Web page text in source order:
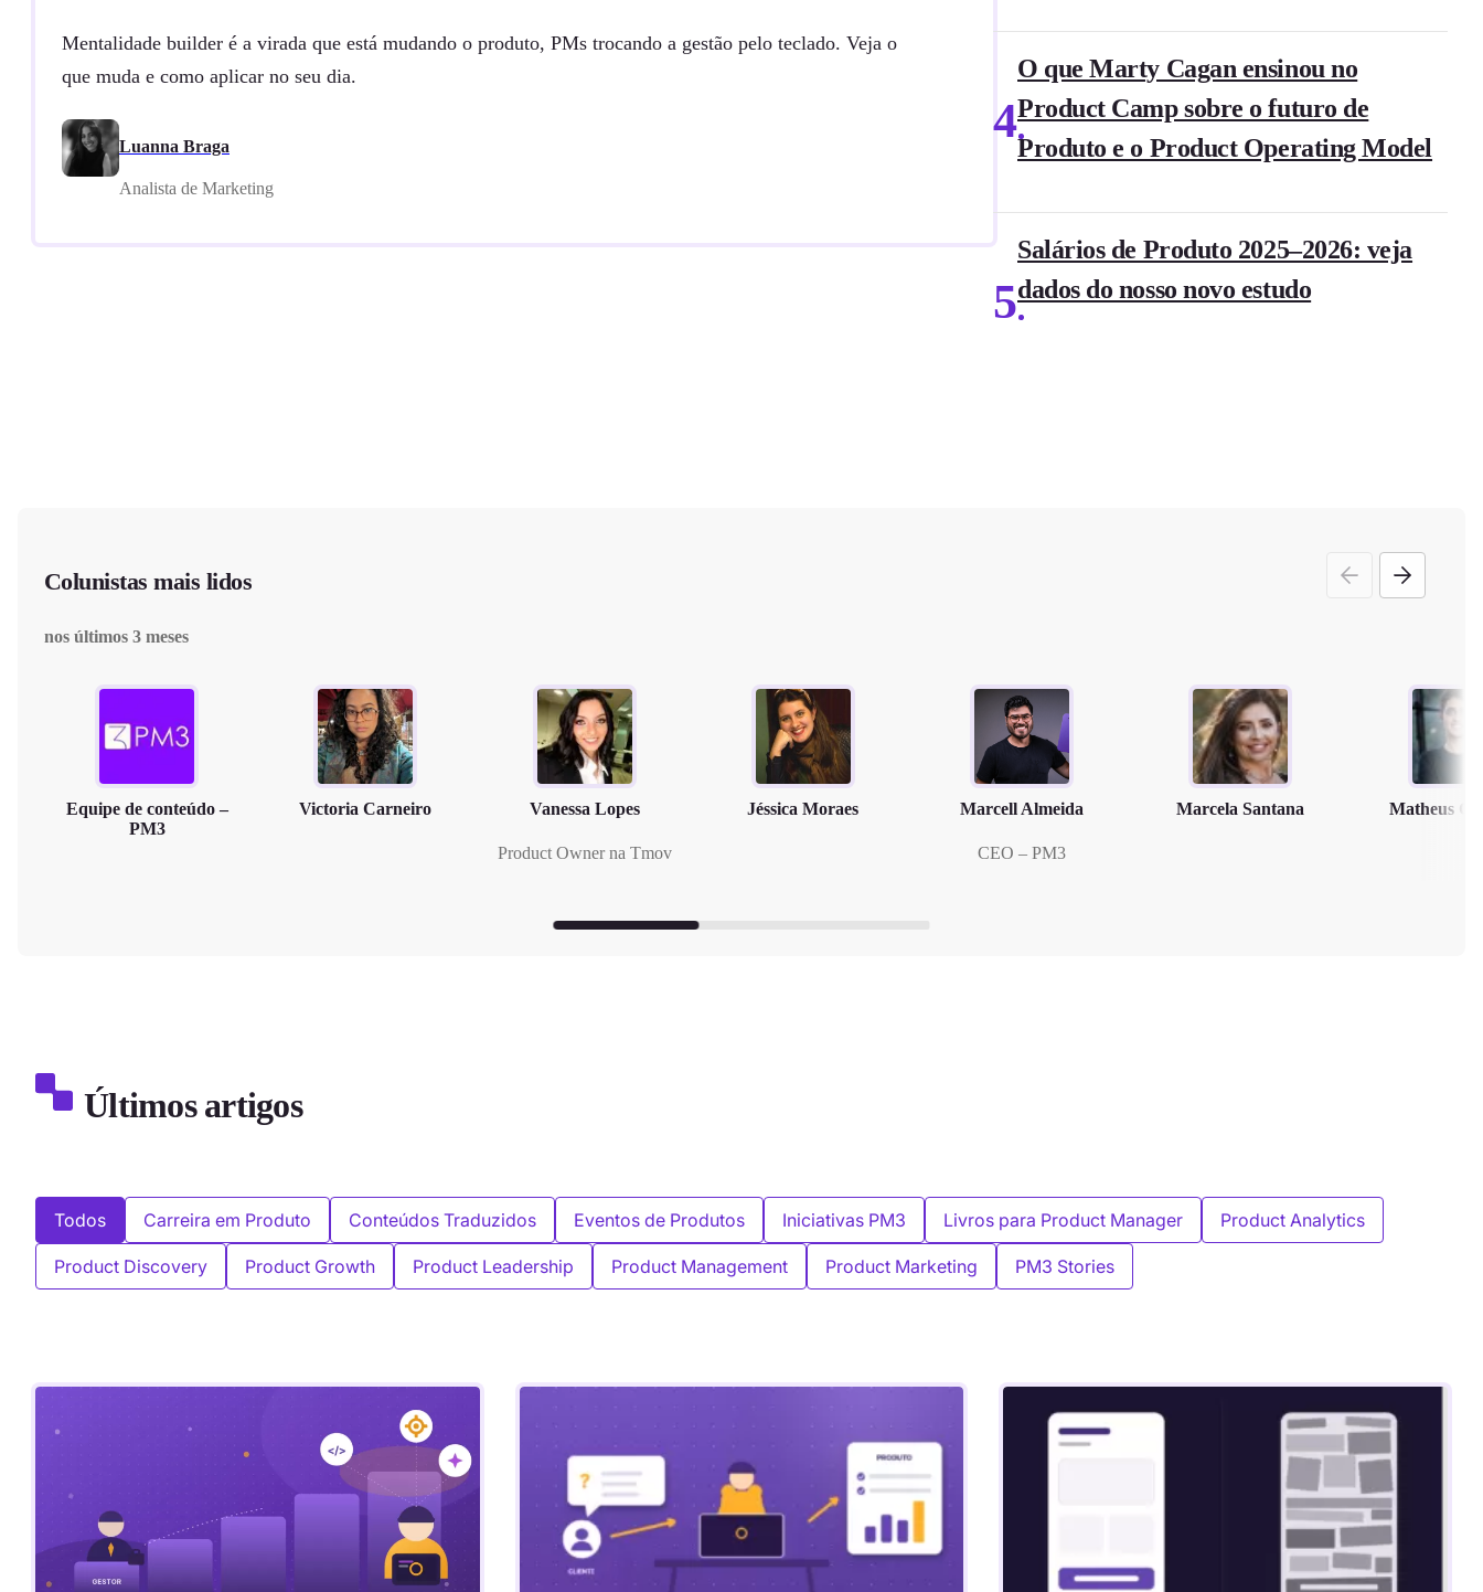
Mentalidade builder é a virada que está mudando o produto, PMs trocando a gestão pelo teclado. Veja o
que muda e como aplicar no seu dia.
Luanna Braga
Analista de Marketing
4
O que Marty Cagan ensinou no
Product Camp sobre o futuro de
Produto e o Product Operating Model
5
Salários de Produto 2025–2026: veja
dados do nosso novo estudo
Colunistas mais lidos
nos últimos 3 meses
Equipe de conteúdo –
PM3
Victoria Carneiro Vanessa Lopes
Product Owner na Tmov
Jéssica Moraes Marcell Almeida
CEO – PM3
Marcela Santana Matheus
Últimos artigos
Todos Carreira em Produto Conteúdos Traduzidos Eventos de Produtos Iniciativas PM3 Livros para Product Manager Product Analytics
Product Discovery Product Growth Product Leadership Product Management Product Marketing PM3 Stories